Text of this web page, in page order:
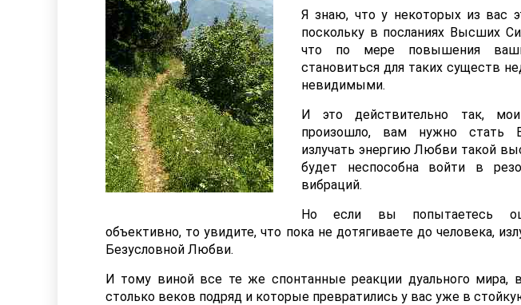
Я знаю, что у некоторых из вас
поскольку в посланиях Высших
что по мере повышения
становиться для таких существ
невидимыми.
И это действительно так,
произошло, вам нужно стать
излучать энергию Любви такой
будет неспособна войти в
вибраций.
Но если вы попытаетесь
объективно, то увидите, что пока не дотягиваете до человека,
Безусловной Любви.
И тому виной все те же спонтанные реакции дуального мира,
столько веков подряд и которые превратились у вас уже в